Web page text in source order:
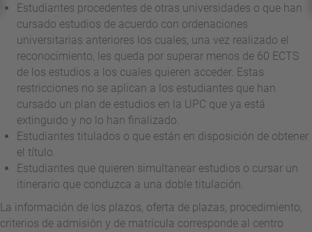
Estudiantes procedentes de otras universidades o que han
cursado estudios de acuerdo con ordenaciones
universitarias anteriores los cuales, una vez realizado el
reconocimiento, les queda por superar menos de 60 ECTS
de los estudios a los cuales quieren acceder. Estas
restricciones no se aplican a los estudiantes que han
cursado un plan de estudios en la UPC que ya está
extinguido y no lo han finalizado.
Estudiantes titulados o que están en disposición de obtener
el título.
Estudiantes que quieren simultanear estudios o cursar un
itinerario que conduzca a una doble titulación.
La información de los plazos, oferta de plazas, procedimiento,
criterios de admisión y de matrícula corresponde al centro